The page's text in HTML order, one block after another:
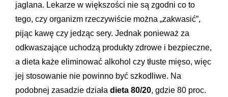
jaglana. Lekarze w większości nie są zgodni co to
tego, czy organizm rzeczywiście można „zakwasić”,
pijąc kawę czy jedząc sery. Jednak ponieważ za
odkwaszające uchodzą produkty zdrowe i bezpieczne,
a dieta każe eliminować alkohol czy tłuste mięso, więc
jej stosowanie nie powinno być szkodliwe. Na
podobnej zasadzie działa dieta 80/20, gdzie 80 proc.